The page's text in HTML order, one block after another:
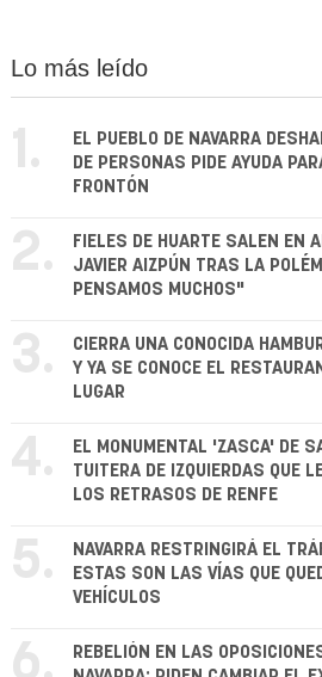
Lo más leído
1.
EL PUEBLO DE NAVARRA
DE PERSONAS PIDE AYUDA
FRONTÓN
2.
FIELES DE HUARTE SALEN EN
JAVIER AIZPÚN TRAS LA
PENSAMOS MUCHOS"
3.
CIERRA UNA CONOCIDA
Y YA SE CONOCE EL
LUGAR
4.
EL MONUMENTAL 'ZASCA' DE
TUITERA DE IZQUIERDAS QUE
LOS RETRASOS DE RENFE
5.
NAVARRA RESTRINGIRÁ EL
ESTAS SON LAS VÍAS QUE
VEHÍCULOS
6.
REBELIÓN EN LAS